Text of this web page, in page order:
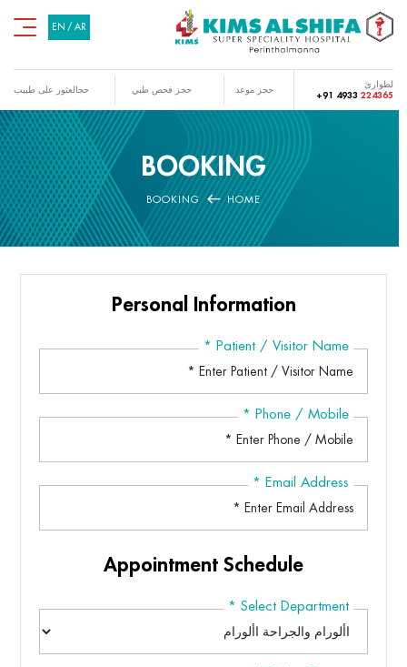
لطوارئ
+91 4933224365
حجز موعد حجز فحص طبي حجالعثور على طبيب
EN / AR
BOOKING
HOME
BOOKING
Personal Information
Patient / Visitor Name
*
Phone / Mobile
*
Email Address
*
Appointment Schedule
Select Department
*